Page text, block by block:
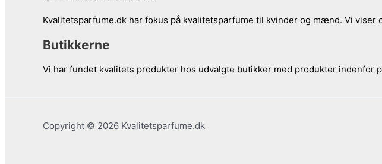
Kvalitetsparfume.dk har fokus på kvalitetsparfume til kvinder og mænd. Vi viser
Butikkerne
Vi har fundet kvalitets produkter hos udvalgte butikker med produkter
Copyright © 2026 Kvalitetsparfume.dk